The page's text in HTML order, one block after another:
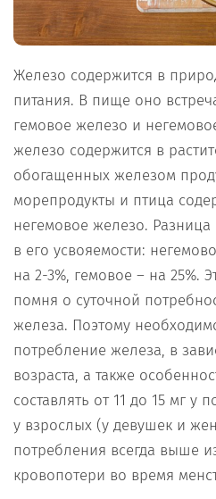
Железо содержится в
питания. В пище оно
гемовое железо и
железо содержится в
обогащенных железом
морепродукты и птица
негемовое железо.
в его усвояемости:
на 2-3%, гемовое – на 25%.
помня о суточной
железа. Поэтому
потребление железа, в
возраста, а также
составлять от 11 до 15 мг у
у взрослых (у девушек и
потребления всегда выше
кровопотери во время